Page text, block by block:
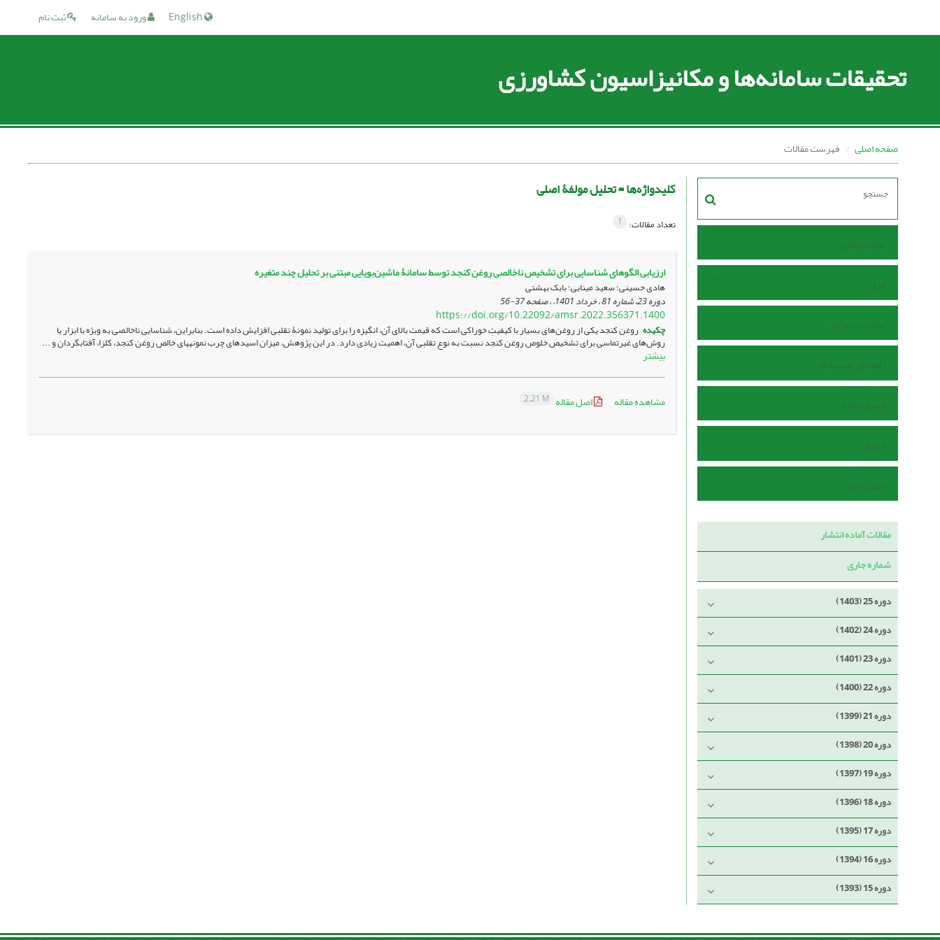
ثبت نام ورود به سامانه
تحقیقات سامانه‌ها و مکانیزاسیون کشاورزی
صفحه اصلی فهرست مقالات
صفحه اصلی
مرور
اطلاعات نشریه
راهنمای نویسندگان
ارسال مقاله
داوران
تماس با ما
مقالات آماده انتشار
شماره جاری
دوره 25 (1403)
دوره 24 (1402)
دوره 23 (1401)
دوره 22 (1400)
دوره 21 (1399)
دوره 20 (1398)
دوره 19 (1397)
دوره 18 (1396)
دوره 17 (1395)
دوره 16 (1394)
دوره 15 (1393)
کلیدواژه‌ها =تحلیل مولفۀ اصلی
تعداد مقالات: 1
ارزیابی الگوهای شناسایی برای تشخیص ناخالصی روغن کنجد توسط سامانۀ ماشین‌بویایی مبتنی بر تحلیل چند متغیره
هادی حسینی؛ سعید مینایی؛ بابک بهشتی
دوره 23، شماره 81 ، خرداد 1401، ، صفحه 37-56
https://doi.org/10.22092/amsr.2022.356371.1400
چکیده روغن کنجد یکی از روغن‌های بسیار با کیفیتِ خوراکی است که قیمت بالای آن، انگیزه را برای تولید نمونۀ تقلبی افزایش داده است. بنابراین، شناسایی ناخالصی به ویژه با ابزار یا
روش‌های غیرتماسی برای تشخیص خلوص روغن کنجد نسبت به نوع تقلبی آن، اهمیت زیادی دارد. در این پژوهش، میزان اسید‌های چرب نمونه­های خالص روغن کنجد، کلزا، آفتابگردان و ...
بیشتر
مشاهده مقاله اصل مقاله 2.21 M